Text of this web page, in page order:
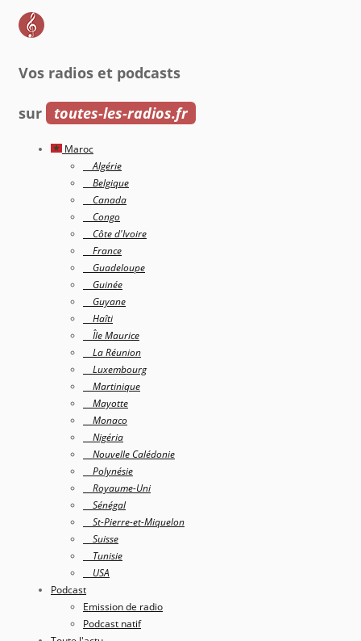
Vos radios et podcasts
sur toutes-les-radios.fr
Maroc
Algérie
Belgique
Canada
Congo
Côte d'Ivoire
France
Guadeloupe
Guinée
Guyane
Haîti
Île Maurice
La Réunion
Luxembourg
Martinique
Mayotte
Monaco
Nigéria
Nouvelle Calédonie
Polynésie
Royaume-Uni
Sénégal
St-Pierre-et-Miquelon
Suisse
Tunisie
USA
Podcast
Emission de radio
Podcast natif